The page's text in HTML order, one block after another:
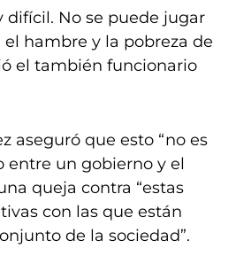
difícil. No se puede jugar
hambre y la pobreza de
el también funcionario
aseguró que esto “no es
un gobierno y el
queja contra “estas
con las que están
de la sociedad”.